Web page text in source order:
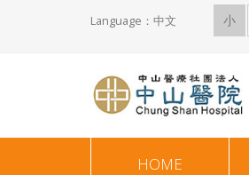
Language：中文 小
HOME